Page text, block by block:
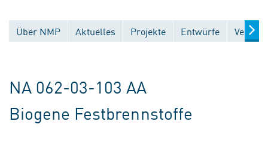
Über NMP Aktuelles Projekte Entwürfe
NA 062-03-103 AA
Biogene Festbrennstoffe